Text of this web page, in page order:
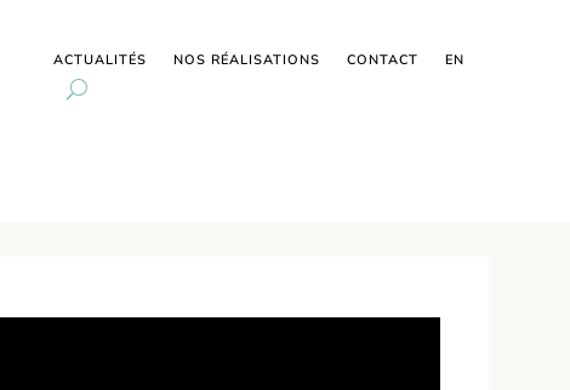
ACTUALITÉS NOS RÉALISATIONS CONTACT EN